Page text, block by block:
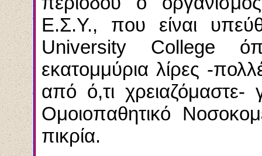
Ε.Σ.Υ., που είναι
University College
εκατομμύρια λίρες -
από ό,τι χρειαζόμαστε-
Ομοιοπαθητικό
πικρία.